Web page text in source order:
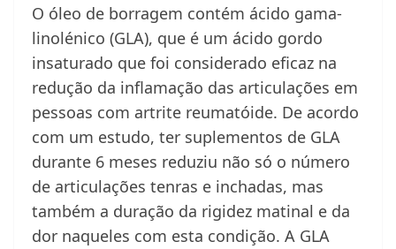
O óleo de borragem contém ácido gama-
linolénico (GLA), que é um ácido gordo
insaturado que foi considerado eficaz na
redução da inflamação das articulações em
pessoas com artrite reumatóide. De acordo
com um estudo, ter suplementos de GLA
durante 6 meses reduziu não só o número
de articulações tenras e inchadas, mas
também a duração da rigidez matinal e da
dor naqueles com esta condição. A GLA